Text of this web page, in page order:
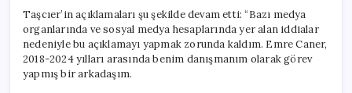
Taşcıer’in açıklamaları şu şekilde devam etti: “Bazı medya
organlarında ve sosyal medya hesaplarında yer alan iddialar
nedeniyle bu açıklamayı yapmak zorunda kaldım. Emre Caner,
2018-2024 yılları arasında benim danışmanım olarak görev
yapmış bir arkadaşım.